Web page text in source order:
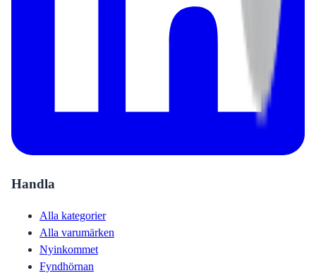
Handla
Alla kategorier
Alla varumärken
Nyinkommet
Fyndhörnan